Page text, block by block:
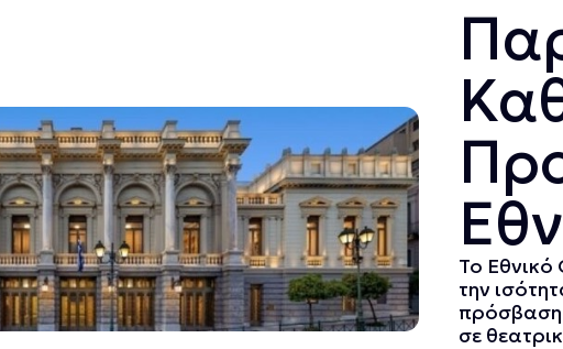
Το
την
πρόσβαση
σε